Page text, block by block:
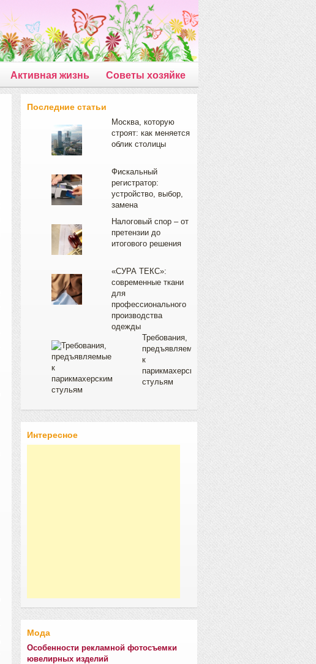
Активная жизнь Советы хозяйке
Последние статьи
Москва, которую
строят: как меняется
облик столицы
Фискальный
регистратор:
устройство, выбор,
замена
Налоговый спор – от
претензии до
итогового решения
«СУРА ТЕКС»:
современные ткани
для
профессионального
производства
одежды
Требования,
предъявляемые
к
парикмахерским
стульям
Интересное
Мода
Особенности рекламной фотосъемки
ювелирных изделий